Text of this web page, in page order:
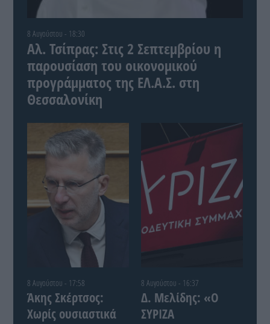
8 Αυγούστου - 18:30
Αλ. Τσίπρας: Στις 2 Σεπτεμβρίου η
παρουσίαση του οικονομικού
προγράμματος της ΕΛ.Α.Σ. στη
Θεσσαλονίκη
8 Αυγούστου - 17:58
Άκης Σκέρτσος:
Χωρίς ουσιαστικά
8 Αυγούστου - 16:37
Δ. Μελίδης: «Ο
ΣΥΡΙΖΑ